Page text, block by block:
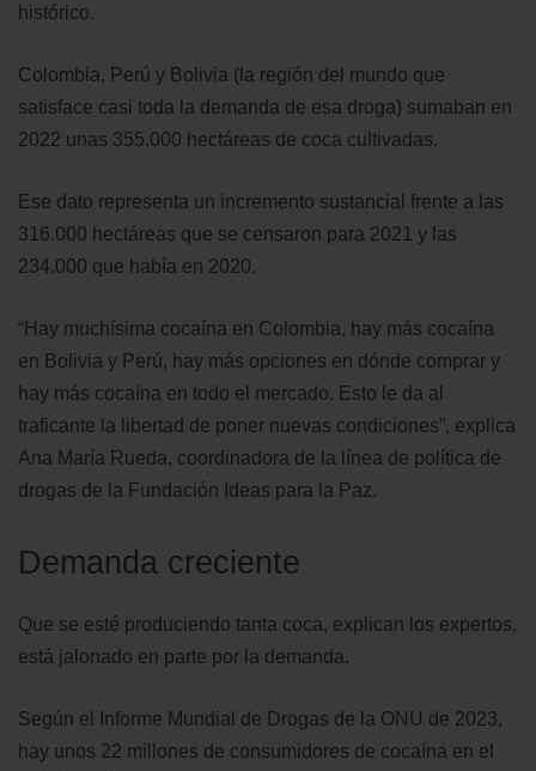
histórico.
Colombia, Perú y Bolivia (la región del mundo que
satisface casi toda la demanda de esa droga) sumaban en
2022 unas 355.000 hectáreas de coca cultivadas.
Ese dato representa un incremento sustancial frente a las
316.000 hectáreas que se censaron para 2021 y las
234.000 que había en 2020.
“Hay muchísima cocaína en Colombia, hay más cocaína
en Bolivia y Perú, hay más opciones en dónde comprar y
hay más cocaína en todo el mercado. Esto le da al
traficante la libertad de poner nuevas condiciones”, explica
Ana María Rueda, coordinadora de la línea de política de
drogas de la Fundación Ideas para la Paz.
Demanda creciente
Que se esté produciendo tanta coca, explican los expertos,
está jalonado en parte por la demanda.
Según el Informe Mundial de Drogas de la ONU de 2023,
hay unos 22 millones de consumidores de cocaína en el